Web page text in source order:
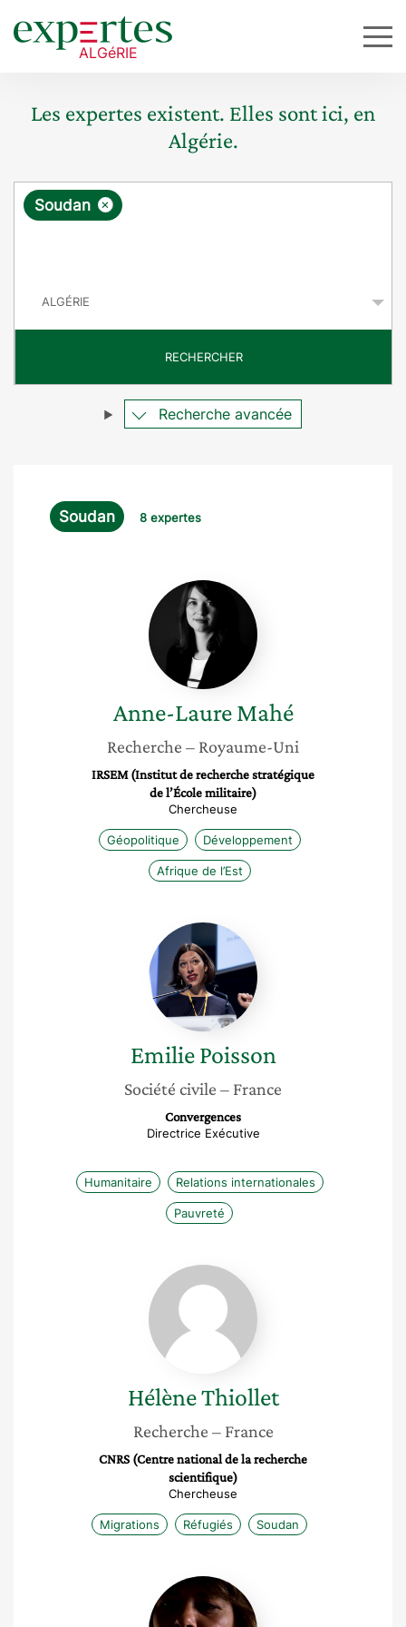
Les expertes existent. Elles sont ici, en
Algérie.
R
ê
e
×
Soudan
RECHERCHER
Recherche avancée
Soudan 8 expertes
Anne-
Laure
Mahé
Anne-Laure Mahé
Recherche – Royaume-Uni
IRSEM (Institut de recherche stratégique
de l’École militaire)
Chercheuse
Géopolitique Développement
Afrique de l’Est
Emilie
Poisson
Emilie Poisson
Société civile – France
Convergences
Directrice Exécutive
Humanitaire Relations internationales
Pauvreté
Hélène
Thiollet
HélèneThiollet
Recherche – France
CNRS (Centre national de la recherche
scientifique)
Chercheuse
Migrations Réfugiés Soudan
Ariane
Quentier